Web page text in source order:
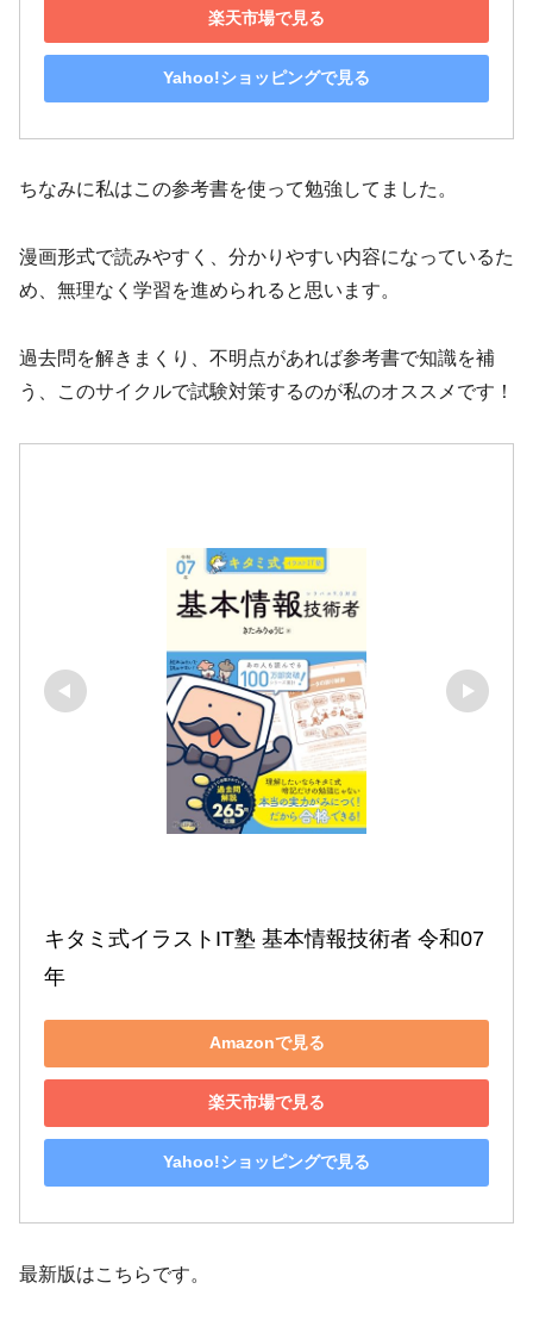
楽天市場で見る
Yahoo!ショッピングで見る
ちなみに私はこの参考書を使って勉強してました。
漫画形式で読みやすく、分かりやすい内容になっているた
め、無理なく学習を進められると思います。
過去問を解きまくり、不明点があれば参考書で知識を補
う、このサイクルで試験対策するのが私のオススメです！
キタミ式イラストIT塾 基本情報技術者 令和07
年
Amazonで見る
楽天市場で見る
Yahoo!ショッピングで見る
最新版はこちらです。